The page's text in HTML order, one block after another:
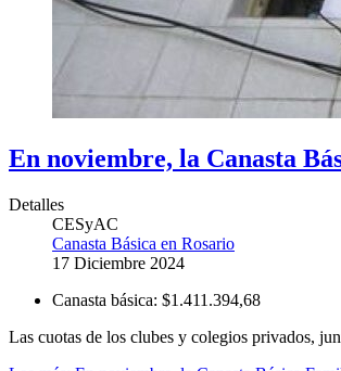
En noviembre, la Canasta
Detalles
CESyAC
Canasta Básica en Rosario
17 Diciembre 2024
Canasta básica: $1.411.394,68
Las cuotas de los clubes y colegios privados,